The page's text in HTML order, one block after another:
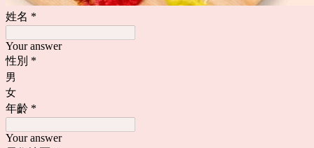
姓名 *
Your answer
性別 *
男
女
年齡 *
Your answer